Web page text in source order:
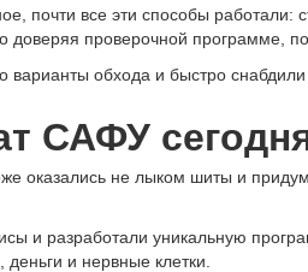
почти все эти способы работали:
проверочной программе,
варианты обхода и быстро
САФУ
оказались не лыком шиты и
и разработали уникальную
и нервные клетки.